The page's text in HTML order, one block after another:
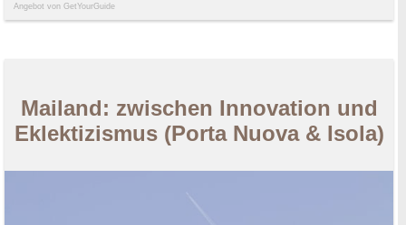
Angebot von GetYourGuide
Mailand: zwischen Innovation und
Eklektizismus (Porta Nuova & Isola)